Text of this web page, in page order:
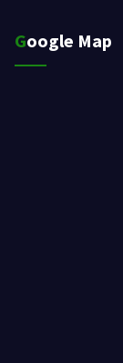
Google Map